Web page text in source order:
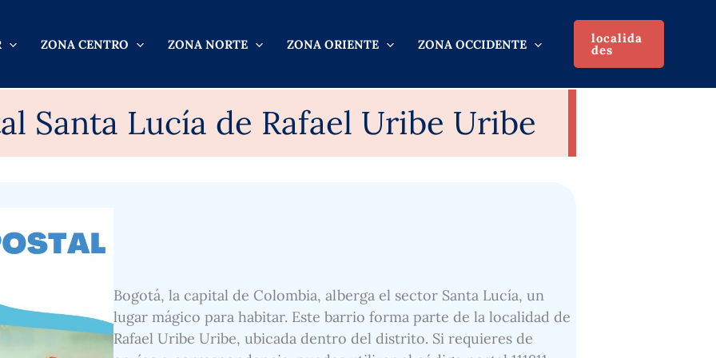
ZONA CENTRO ZONA NORTE ZONA ORIENTE ZONA OCCIDENTE localida
des
Santa Lucía de Rafael Uribe Uribe
Bogotá, la capital de Colombia, alberga el sector Santa Lucía, un
lugar mágico para habitar. Este barrio forma parte de la localidad de
Rafael Uribe Uribe, ubicada dentro del distrito. Si requieres de